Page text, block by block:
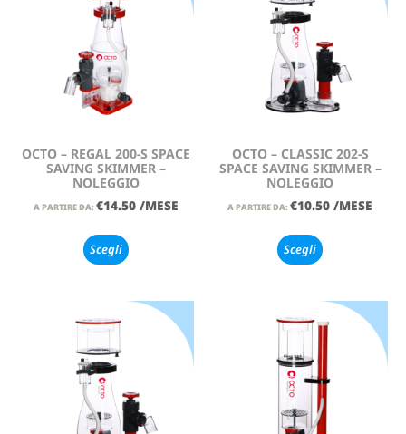
OCTO – REGAL 200-S SPACE
SAVING SKIMMER –
NOLEGGIO
A PARTIRE DA: €14.50 /MESE
Scegli
OCTO – CLASSIC 202-S
SPACE SAVING SKIMMER –
NOLEGGIO
A PARTIRE DA: €10.50 /MESE
Scegli